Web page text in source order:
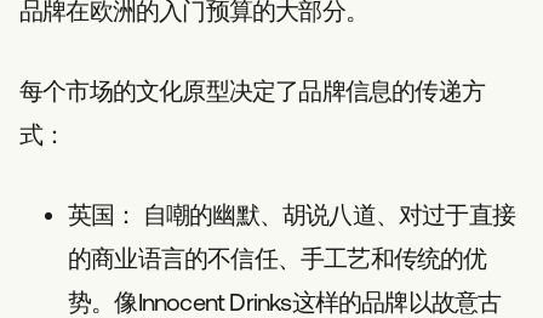
品牌在欧洲的入门预算的大部分。
每个市场的文化原型决定了品牌信息的传递方
式：
英国： 自嘲的幽默、胡说八道、对过于直接
的商业语言的不信任、手工艺和传统的优
势。像Innocent Drinks这样的品牌以故意古